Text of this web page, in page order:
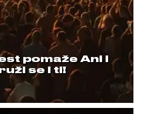
pomaže Ani i
se i ti!